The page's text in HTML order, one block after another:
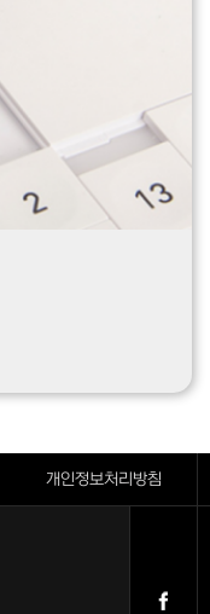
개인정보처리방침